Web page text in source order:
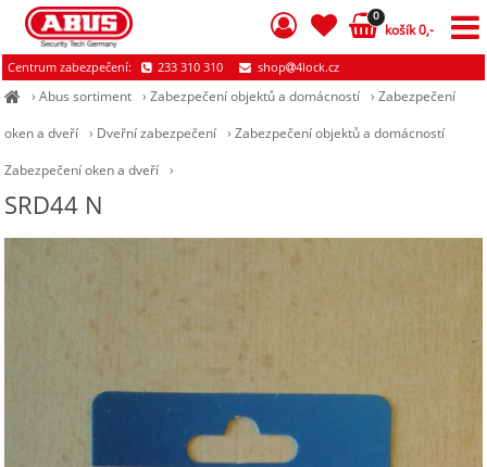
›Abus sortiment ›Zabezpečení objektů a domácností ›Zabezpečení
oken a dveří › Dveřní zabezpečení ›Zabezpečení objektů a domácností
Zabezpečení oken a dveří ›
SRD44 N
0
košík 0,-
Centrum zabezpečení: 233 310 310 shop 4lock.cz